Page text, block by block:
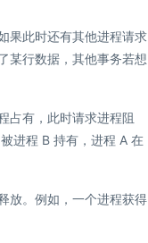
果此时还有其他进程请求
某行数据，其他事务若想
占有，此时请求进程阻
进程 B 持有，进程 A 在
放。例如，一个进程获得